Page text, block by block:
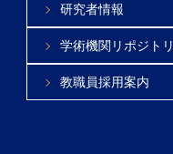
研究者情報
学術機関リポジトリ
教職員採用案内